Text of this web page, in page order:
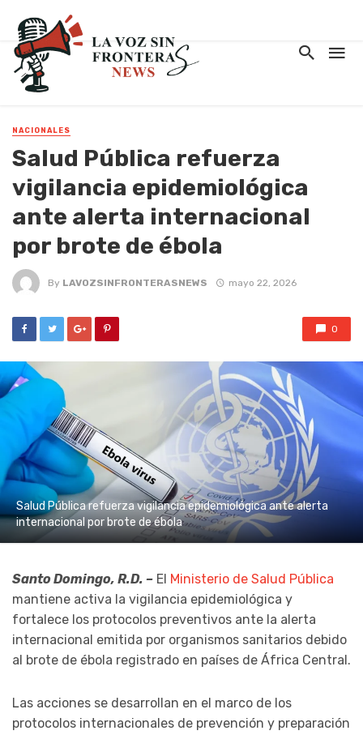
NACIONALES
Salud Pública refuerza
vigilancia epidemiológica
ante alerta internacional
por brote de ébola
By LAVOZSINFRONTERASNEWS mayo 22, 2026
0
Salud Pública refuerza vigilancia epidemiológica ante alerta
internacional por brote de ébola
Santo Domingo, R.D. – El Ministerio de Salud Pública
mantiene activa la vigilancia epidemiológica y
fortalece los protocolos preventivos ante la alerta
internacional emitida por organismos sanitarios debido
al brote de ébola registrado en países de África Central.
Las acciones se desarrollan en el marco de los
protocolos internacionales de prevención y preparación